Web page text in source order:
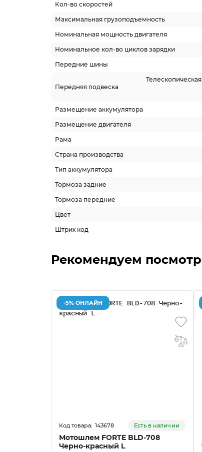
Кол-во скоростей
Максимальная грузоподъемность
Номинальная мощность двигателя
Номинальное кол-во циклов зарядки
Передние шины
Передняя подвеска
Размещение аккумулятора
Размещение двигателя
Рама
Страна производства
Тип аккумулятора
Тормоза задние
Тормоза передние
Цвет
Штрих код
Рекомендуем
-5% ОНЛАЙН
143678 Есть в наличии
Мотошлем FORTE BLD-708
Черно-красный L